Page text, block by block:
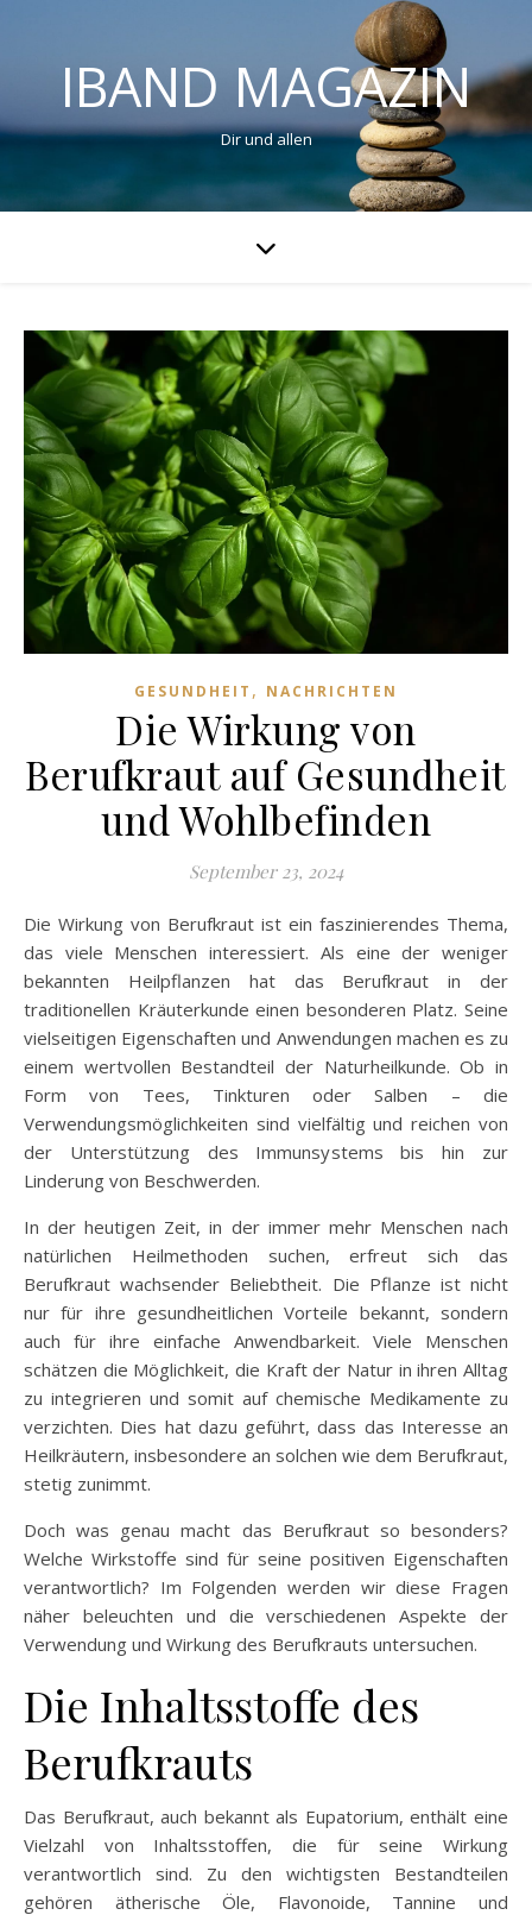
IBAND MAGAZIN
Dir und allen
GESUNDHEIT , NACHRICHTEN
Die Wirkung von
Berufkraut auf Gesundheit
und Wohlbefinden
September 23, 2024
Die Wirkung von Berufkraut ist ein faszinierendes Thema,
das viele Menschen interessiert. Als eine der weniger
bekannten Heilpflanzen hat das Berufkraut in der
traditionellen Kräuterkunde einen besonderen Platz. Seine
vielseitigen Eigenschaften und Anwendungen machen es zu
einem wertvollen Bestandteil der Naturheilkunde. Ob in
Form von Tees, Tinkturen oder Salben – die
Verwendungsmöglichkeiten sind vielfältig und reichen von
der Unterstützung des Immunsystems bis hin zur
Linderung von Beschwerden.
In der heutigen Zeit, in der immer mehr Menschen nach
natürlichen Heilmethoden suchen, erfreut sich das
Berufkraut wachsender Beliebtheit. Die Pflanze ist nicht
nur für ihre gesundheitlichen Vorteile bekannt, sondern
auch für ihre einfache Anwendbarkeit. Viele Menschen
schätzen die Möglichkeit, die Kraft der Natur in ihren Alltag
zu integrieren und somit auf chemische Medikamente zu
verzichten. Dies hat dazu geführt, dass das Interesse an
Heilkräutern, insbesondere an solchen wie dem Berufkraut,
stetig zunimmt.
Doch was genau macht das Berufkraut so besonders?
Welche Wirkstoffe sind für seine positiven Eigenschaften
verantwortlich? Im Folgenden werden wir diese Fragen
näher beleuchten und die verschiedenen Aspekte der
Verwendung und Wirkung des Berufkrauts untersuchen.
Die Inhaltsstoffe des
Berufkrauts
Das Berufkraut, auch bekannt als Eupatorium, enthält eine
Vielzahl von Inhaltsstoffen, die für seine Wirkung
verantwortlich sind. Zu den wichtigsten Bestandteilen
gehören ätherische Öle, Flavonoide, Tannine und